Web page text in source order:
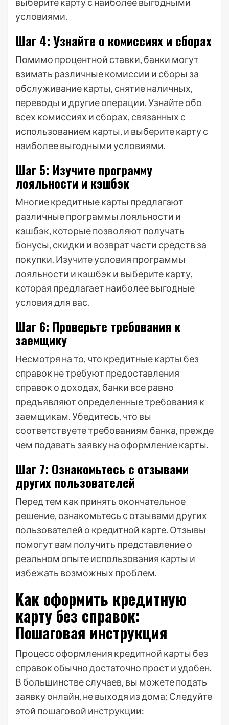
условиями.
Шаг 4: Узнайте о комиссиях и сборах
Помимо процентной ставки, банки могут
взимать различные комиссии и сборы за
обслуживание карты, снятие наличных,
переводы и другие операции. Узнайте обо
всех комиссиях и сборах, связанных с
использованием карты, и выберите карту с
наиболее выгодными условиями.
Шаг 5: Изучите программу
лояльности и кэшбэк
Многие кредитные карты предлагают
различные программы лояльности и
кэшбэк, которые позволяют получать
бонусы, скидки и возврат части средств за
покупки. Изучите условия программы
лояльности и кэшбэк и выберите карту,
которая предлагает наиболее выгодные
условия для вас.
Шаг 6: Проверьте требования к
заемщику
Несмотря на то, что кредитные карты без
справок не требуют предоставления
справок о доходах, банки все равно
предъявляют определенные требования к
заемщикам. Убедитесь, что вы
соответствуете требованиям банка, прежде
чем подавать заявку на оформление карты.
Шаг 7: Ознакомьтесь с отзывами
других пользователей
Перед тем как принять окончательное
решение, ознакомьтесь с отзывами других
пользователей о кредитной карте. Отзывы
помогут вам получить представление о
реальном опыте использования карты и
избежать возможных проблем.
Как оформить кредитную
карту без справок:
Пошаговая инструкция
Процесс оформления кредитной карты без
справок обычно достаточно прост и удобен.
В большинстве случаев, вы можете подать
заявку онлайн, не выходя из дома; Следуйте
этой пошаговой инструкции: